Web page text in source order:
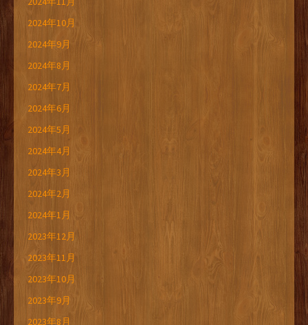
2024年10月
2024年9月
2024年8月
2024年7月
2024年6月
2024年5月
2024年4月
2024年3月
2024年2月
2024年1月
2023年12月
2023年11月
2023年10月
2023年9月
2023年8月